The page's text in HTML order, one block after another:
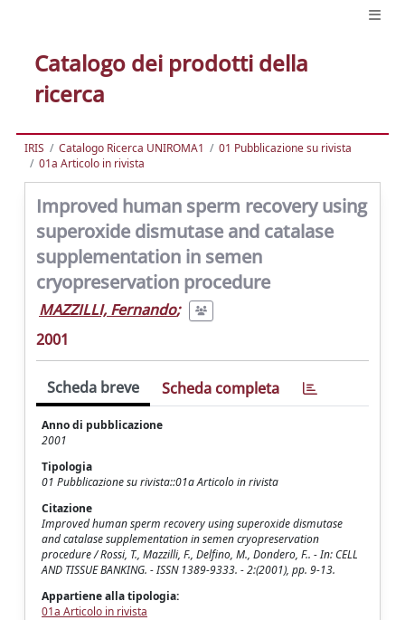
Catalogo dei prodotti della
ricerca
IRIS Catalogo Ricerca UNIROMA1
01 Pubblicazione su rivista
01a Articolo in rivista
Improved human sperm recovery using
superoxide dismutase and catalase
supplementation in semen
cryopreservation procedure
MAZZILLI, Fernando;
2001
Scheda breve Scheda completa
Anno di pubblicazione
2001
Tipologia
01 Pubblicazione su rivista::01a Articolo in rivista
Citazione
Improved human sperm recovery using superoxide dismutase
and catalase supplementation in semen cryopreservation
procedure / Rossi, T., Mazzilli, F., Delfino, M., Dondero, F.. - In: CELL
AND TISSUE BANKING. - ISSN 1389-9333. - 2:(2001), pp. 9-13.
Appartiene alla tipologia:
01a Articolo in rivista